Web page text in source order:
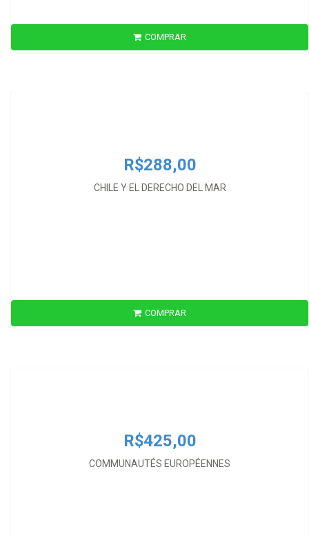
COMPRAR
R$288,00
CHILE Y EL DERECHO DEL MAR
R$288,00
COMPRAR
R$425,00
COMMUNAUTÉS EUROPÉENNES
R$425,00